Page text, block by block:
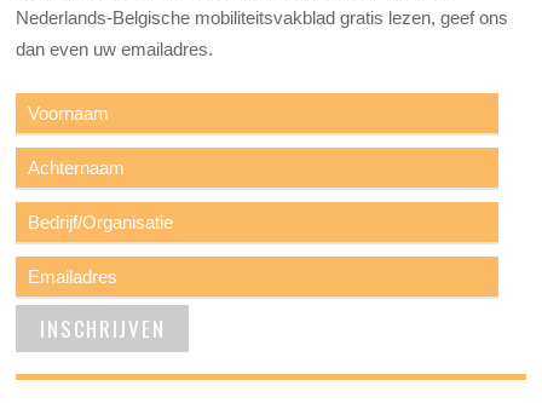
Nederlands-Belgische mobiliteitsvakblad gratis lezen, geef ons
dan even uw emailadres.